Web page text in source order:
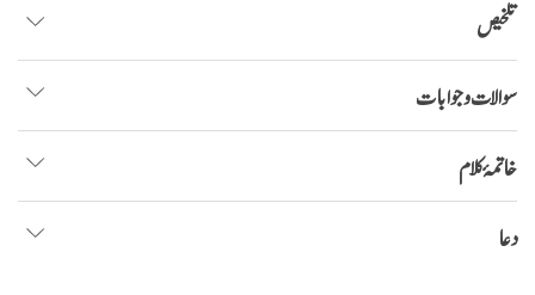
تلخیص
سوالات و جوابات
خاتمۂ کلام
دعا